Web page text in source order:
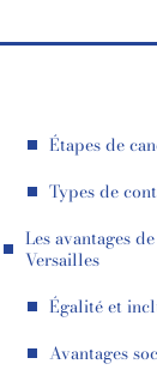
Étapes de
Types de
Les avantages
Versailles
Égalité et
Avantages